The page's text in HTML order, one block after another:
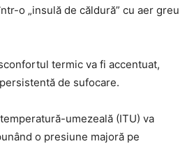
o „insulă de căldură” cu aer greu
termic va fi accentuat,
de sufocare.
umezeală (ITU) va
o presiune majoră pe